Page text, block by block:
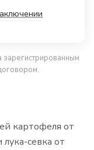
зарегистрированным
картофеля от
севка от